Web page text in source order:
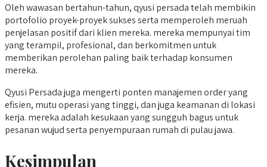
Oleh wawasan bertahun-tahun, qyusi persada telah membikin
portofolio proyek-proyek sukses serta memperoleh meruah
penjelasan positif dari klien mereka. mereka mempunyai tim
yang terampil, profesional, dan berkomitmen untuk
memberikan perolehan paling baik terhadap konsumen
mereka.
Qyusi Persada juga mengerti ponten manajemen order yang
efisien, mutu operasi yang tinggi, dan juga keamanan di lokasi
kerja. mereka adalah kesukaan yang sungguh bagus untuk
pesanan wujud serta penyempuraan rumah di pulau jawa.
Kesimpulan